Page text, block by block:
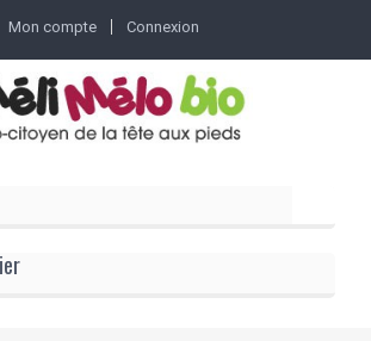
Mon compte Connexion